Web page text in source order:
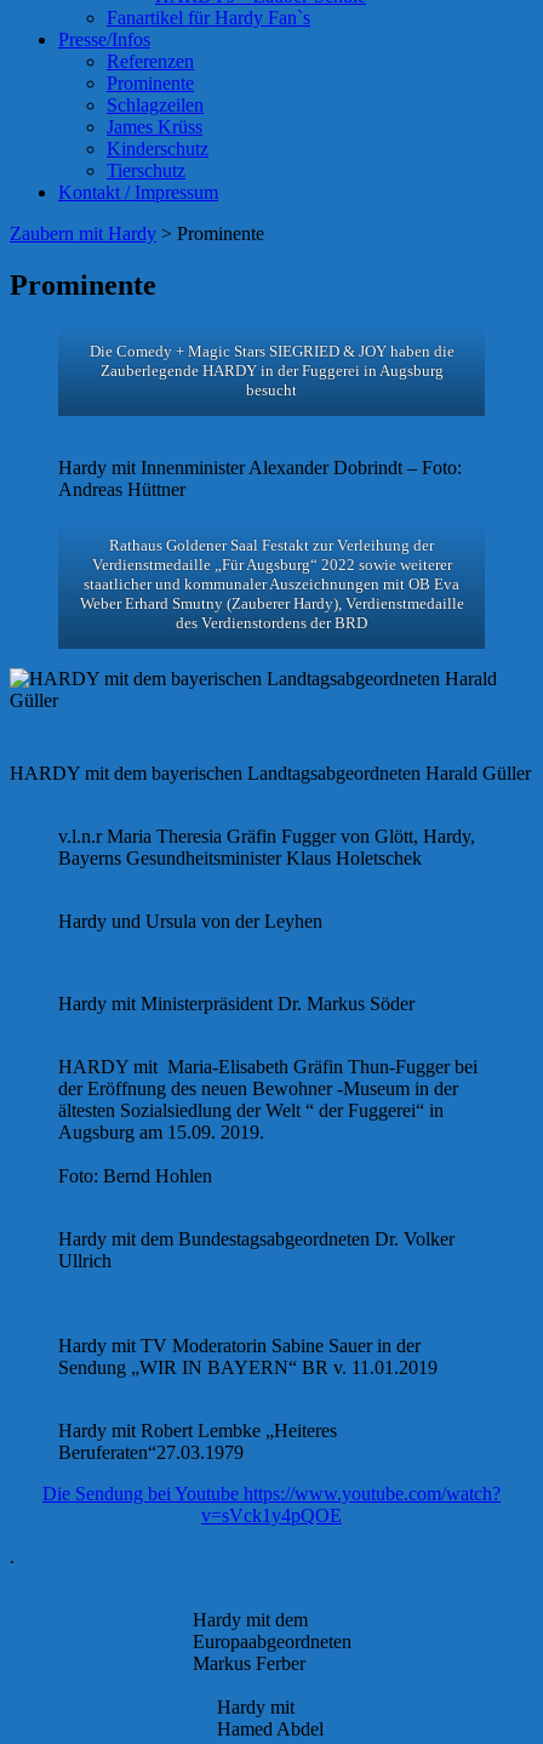
Fanartikel für Hardy Fan`s
Presse/Infos
Referenzen
Prominente
Schlagzeilen
James Krüss
Kinderschutz
Tierschutz
Kontakt / Impressum
Zaubern mit Hardy > Prominente
Prominente
Die Comedy + Magic Stars SIEGRIED & JOY haben die
Zauberlegende HARDY in der Fuggerei in Augsburg
besucht
Hardy mit Innenminister Alexander Dobrindt – Foto:
Andreas Hüttner
Rathaus Goldener Saal Festakt zur Verleihung der
Verdienstmedaille „Für Augsburg“ 2022 sowie weiterer
staatlicher und kommunaler Auszeichnungen mit OB Eva
Weber Erhard Smutny (Zauberer Hardy), Verdienstmedaille
des Verdienstordens der BRD
HARDY mit dem bayerischen Landtagsabgeordneten Harald Güller
v.l.n.r Maria Theresia Gräfin Fugger von Glött, Hardy,
Bayerns Gesundheitsminister Klaus Holetschek
Hardy und Ursula von der Leyhen
Hardy mit Ministerpräsident Dr. Markus Söder
HARDY mit Maria-Elisabeth Gräfin Thun-Fugger bei
der Eröffnung des neuen Bewohner -Museum in der
ältesten Sozialsiedlung der Welt “ der Fuggerei“ in
Augsburg am 15.09. 2019.
Foto: Bernd Hohlen
Hardy mit dem Bundestagsabgeordneten Dr. Volker
Ullrich
Hardy mit TV Moderatorin Sabine Sauer in der
Sendung „WIR IN BAYERN“ BR v. 11.01.2019
Hardy mit Robert Lembke „Heiteres
Beruferaten“27.03.1979
Die Sendung bei Youtube https://www.youtube.com/watch?
v=sVck1y4pQOE
.
Hardy mit dem
Europaabgeordneten
Markus Ferber
Hardy mit
Hamed Abdel